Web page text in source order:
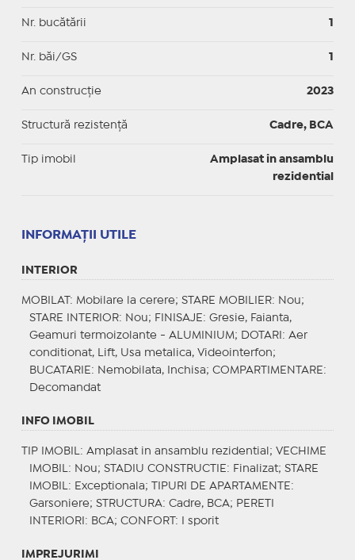
Nr. bucătării 1
Nr. băi/GS 1
An construcție 2023
Structură rezistență Cadre, BCA
Tip imobil
Amplasat in ansamblu
rezidential
INFORMAŢII UTILE
INTERIOR
MOBILAT : Mobilare la cerere; STARE MOBILIER: Nou;
STARE INTERIOR: Nou; FINISAJE : Gresie, Faianta,
Geamuri termoizolante - ALUMINIUM;
DOTARI : Aer
conditionat, Lift, Usa metalica, Videointerfon;
BUCATARIE : Nemobilata, Inchisa; COMPARTIMENTARE :
Decomandat
INFO IMOBIL
TIP IMOBIL : Amplasat in ansamblu rezidential; VECHIME
IMOBIL : Nou; STADIU CONSTRUCTIE : Finalizat; STARE
IMOBIL : Exceptionala; TIPURI DE APARTAMENTE :
Garsoniere; STRUCTURA: Cadre, BCA; PERETI
INTERIORI : BCA; CONFORT : I sporit
IMPREJURIMI